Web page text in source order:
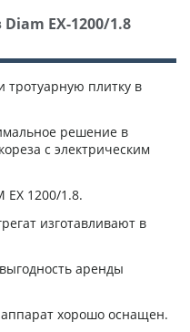
EX-1200/1.8
тротуарную плитку в
решение в
с электрическим
EX 1200/1.8.
изготавливают в
аренды
хорошо оснащен.